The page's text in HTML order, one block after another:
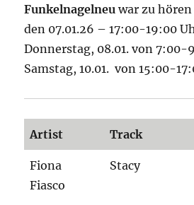
Funkelnagelneu war zu
den 07.01.26 – 17:00-19:00
Donnerstag, 08.01. von 7:00-
Samstag, 10.01. von 15:00-
Artist Track
Fiona
Fiasco
Stacy